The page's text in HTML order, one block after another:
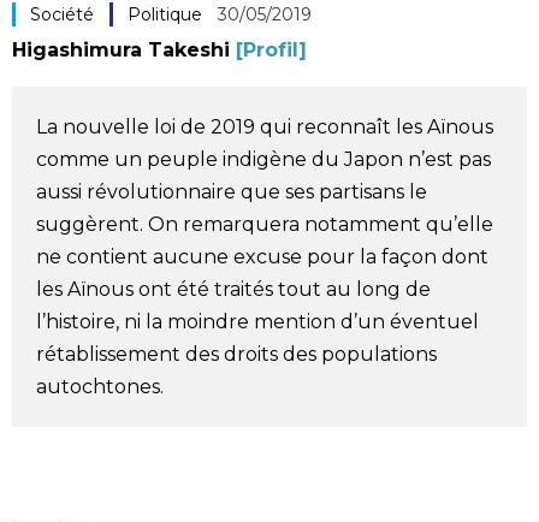
Société
Gastronomie
Le japonais
En plus
Données official SNS
Société Politique 30/05/2019
Higashimura Takeshi [Profil]
La nouvelle loi de 2019 qui reconnaît les Aïnous
comme un peuple indigène du Japon n’est pas
aussi révolutionnaire que ses partisans le
suggèrent. On remarquera notamment qu’elle
ne contient aucune excuse pour la façon dont
les Aïnous ont été traités tout au long de
l’histoire, ni la moindre mention d’un éventuel
rétablissement des droits des populations
autochtones.